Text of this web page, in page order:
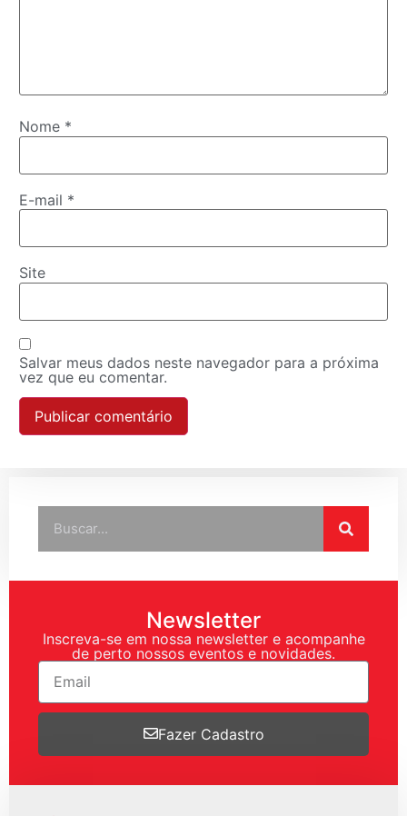
Nome *
E-mail *
Site
Salvar meus dados neste navegador para a próxima
vez que eu comentar.
Newsletter
Inscreva-se em nossa newsletter e acompanhe
de perto nossos eventos e novidades.
Fazer Cadastro